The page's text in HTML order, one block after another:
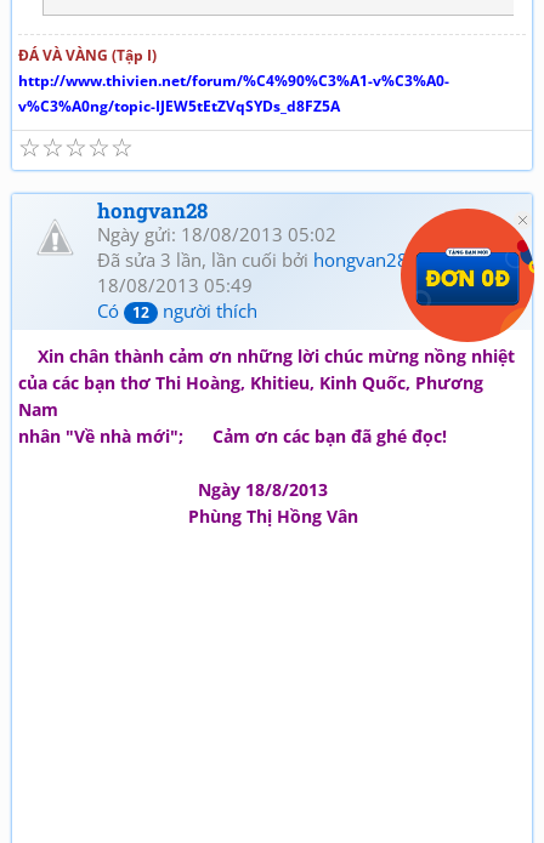
ĐÁ VÀ VÀNG (Tập I)
http://www.thivien.net/forum/%C4%90%C3%A1-v%C3%A0-
v%C3%A0ng/topic-IJEW5tEtZVqSYDs_d8FZ5A
☆
☆
☆
☆
☆
hongvan28
Ngày gửi: 18/08/2013 05:02
Đã sửa 3 lần, lần cuối bởi hongvan28 vào
18/08/2013 05:49
Có
12 người thích
Xin chân thành cảm ơn những lời chúc mừng nồng nhiệt
của các bạn thơ Thi Hoàng, Khitieu, Kinh Quốc, Phương
Nam
nhân "Về nhà mới"; Cảm ơn các bạn đã ghé đọc!
Ngày 18/8/2013
Phùng Thị Hồng Vân